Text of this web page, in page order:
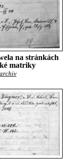
na stránkách
matriky